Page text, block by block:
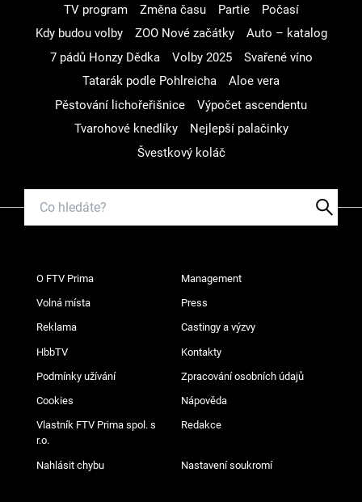
TV program
Změna času Partie
Počasí
Kdy budou volby
ZOO Nové začátky
Auto – katalog
7 pádů Honzy Dědka
Volby 2025
Svařené víno
Tatarák podle Pohlreicha
Aloe vera
Pěstování lichořeřišnice
Výpočet ascendentu
Tvarohové knedlíky
Nejlepší palačinky
Švestkový koláč
O FTV Prima Management
Volná místa Press
Reklama Castingy a výzvy
HbbTV Kontakty
Podmínky užívání Zpracování osobních údajů
Cookies Nápověda
Vlastník FTV Prima spol. s
r.o.
Redakce
Nahlásit chybu Nastavení soukromí